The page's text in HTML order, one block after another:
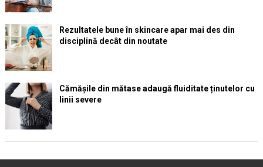
Rezultatele bune în skincare apar mai des din
disciplină decât din noutate
Cămășile din mătase adaugă fluiditate ținutelor cu
linii severe